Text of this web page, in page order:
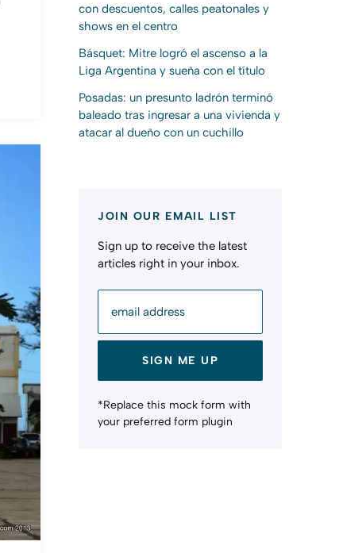
con descuentos, calles peatonales y
shows en el centro
Básquet: Mitre logró el ascenso a la
Liga Argentina y sueña con el título
Posadas: un presunto ladrón terminó
baleado tras ingresar a una vivienda y
atacar al dueño con un cuchillo
JOIN OUR EMAIL LIST
Sign up to receive the latest
articles right in your inbox.
email address
SIGN ME UP
*Replace this mock form with
your preferred form plugin